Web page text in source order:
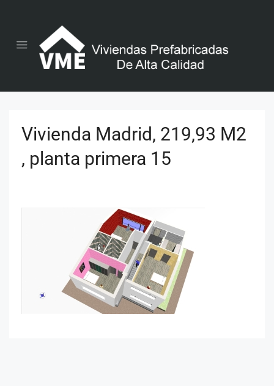
Vivienda Madrid, 219,93 M2
, planta primera 15